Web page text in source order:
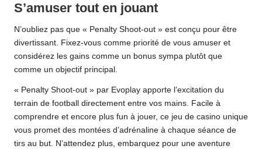
S’amuser tout en jouant
N’oubliez pas que « Penalty Shoot-out » est conçu pour être
divertissant. Fixez-vous comme priorité de vous amuser et
considérez les gains comme un bonus sympa plutôt que
comme un objectif principal.
« Penalty Shoot-out » par Evoplay apporte l’excitation du
terrain de football directement entre vos mains. Facile à
comprendre et encore plus fun à jouer, ce jeu de casino unique
vous promet des montées d’adrénaline à chaque séance de
tirs au but. N’attendez plus, embarquez pour une aventure